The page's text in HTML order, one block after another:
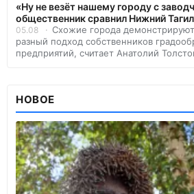
«Ну не везёт нашему городу с
общественник сравнил Нижний
05.08
Схожие города
разный подход собственников
предприятий, считает Анатолий
НОВОЕ